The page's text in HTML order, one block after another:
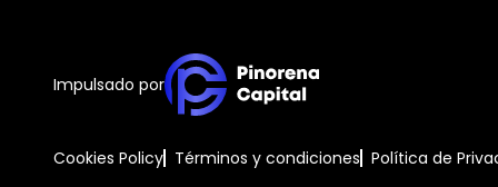
Impulsado por
Cookies Policy Términos y condiciones Política de